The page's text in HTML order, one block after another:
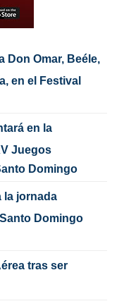
Don Omar, Beéle,
en el Festival
en la
Juegos
Domingo
la jornada
Domingo
tras ser